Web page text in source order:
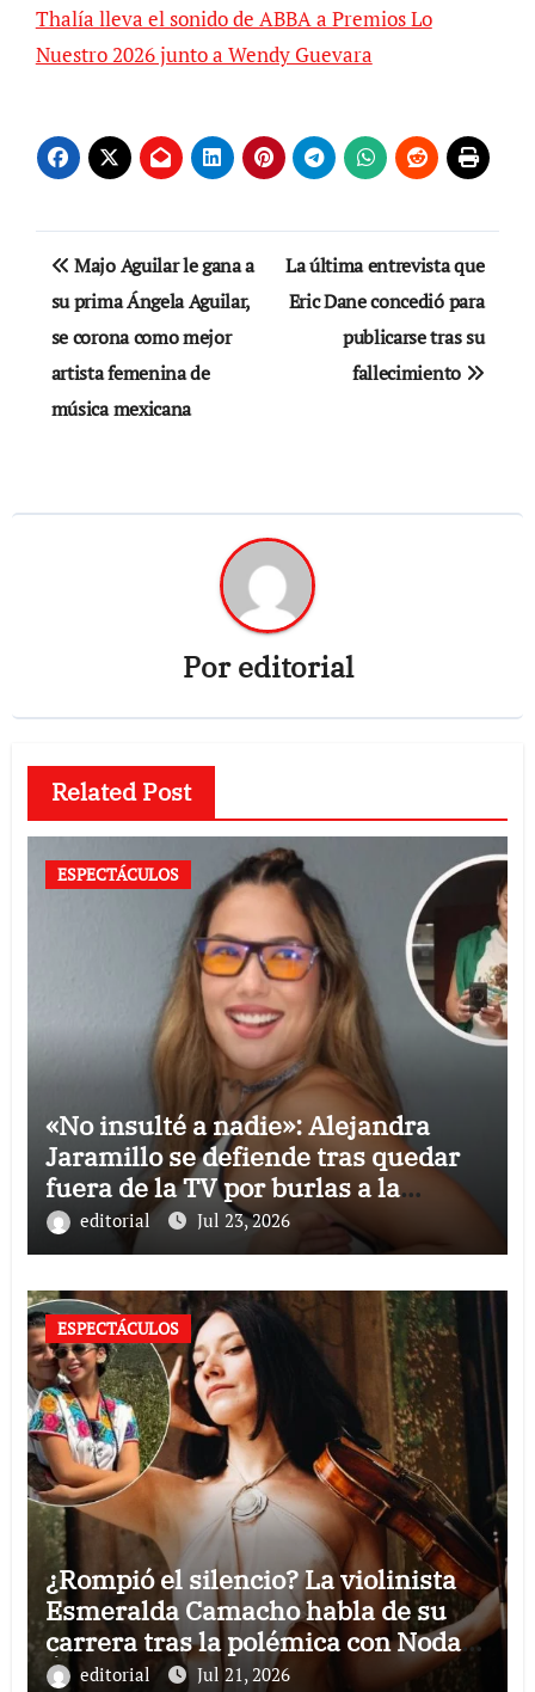
Thalía lleva el sonido de ABBA a Premios Lo
Nuestro 2026 junto a Wendy Guevara
Navegación
de
entradas
Majo Aguilar le gana a
su prima Ángela Aguilar,
se corona como mejor
artista femenina de
música mexicana
La última entrevista que
Eric Dane concedió para
publicarse tras su
fallecimiento
Poreditorial
Related Post
ESPECTÁCULOS
«No insulté a nadie»: Alejandra
Jaramillo se defiende tras quedar
fuera de la TV por burlas a la
Selección Mexicana
editorial Jul 23, 2026
ESPECTÁCULOS
¿Rompió el silencio? La violinista
Esmeralda Camacho habla de su
carrera tras la polémica con Nodal y
Ángela Aguilar
editorial Jul 21, 2026